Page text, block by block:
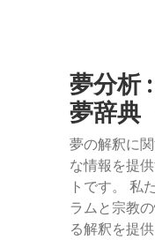
夢分析
夢辞典
夢の解釈に
な情報を提
トです。 私
ラムと宗教
る解釈を提供